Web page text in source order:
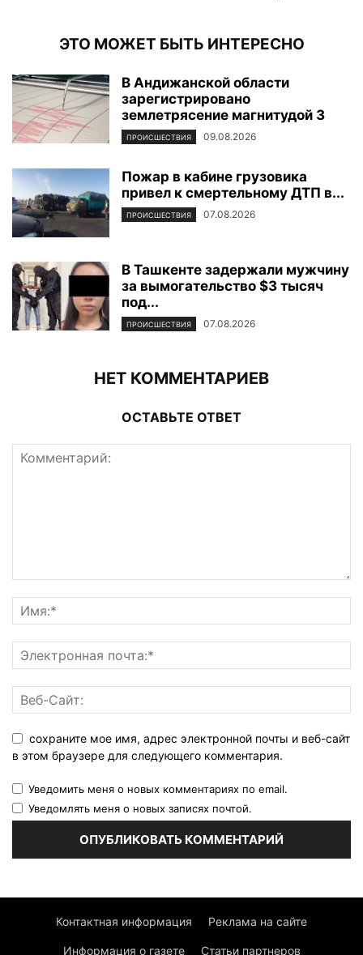
ЭТО МОЖЕТ БЫТЬ ИНТЕРЕСНО
В Андижанской области
зарегистрировано
землетрясение магнитудой 3
ПРОИСШЕСТВИЯ 09.08.2026
Пожар в кабине грузовика
привел к смертельному ДТП в...
ПРОИСШЕСТВИЯ 07.08.2026
В Ташкенте задержали мужчину
за вымогательство $3 тысяч
под...
ПРОИСШЕСТВИЯ 07.08.2026
НЕТ КОММЕНТАРИЕВ
ОСТАВЬТЕ ОТВЕТ
сохраните мое имя, адрес электронной почты и веб-сайт
в этом браузере для следующего комментария.
Уведомить меня о новых комментариях по email.
Уведомлять меня о новых записях почтой.
Контактная информация Реклама на сайте
Информация о газете Статьи партнеров